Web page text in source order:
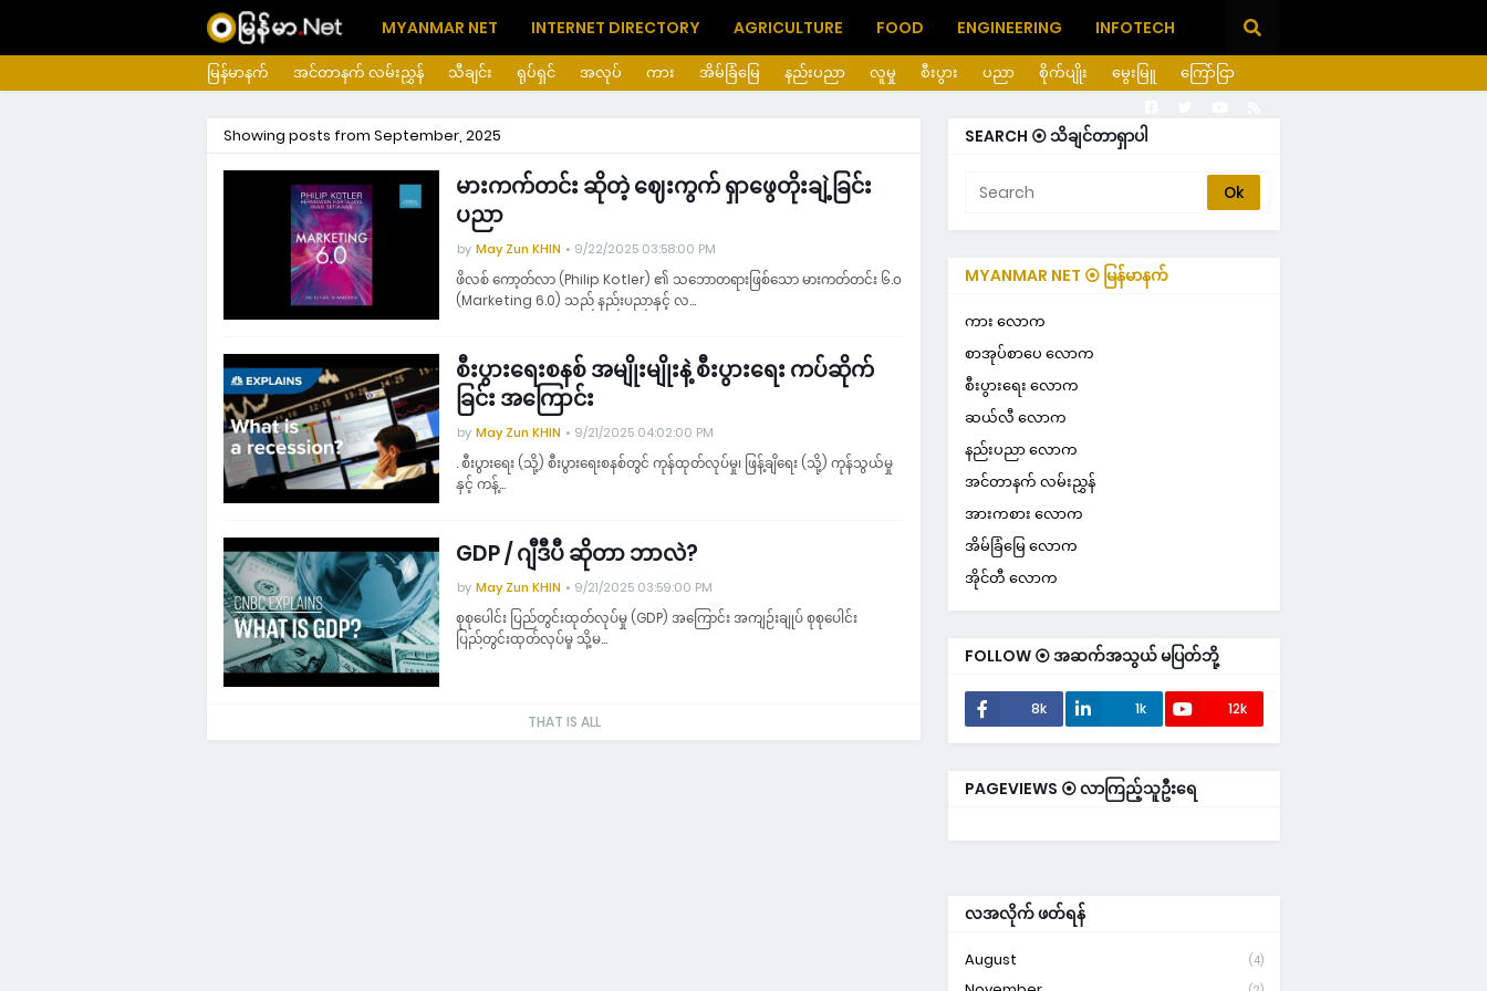
MYANMAR NET INTERNET DIRECTORY AGRICULTURE FOOD ENGINEERING INFOTECH
မြန်မာနက် အင်တာနက် လမ်းညွှန် သီချင်း ရုပ်ရှင် အလုပ် ကား အိမ်ခြံမြေ နည်းပညာ လူမှု စီးပွား ပညာ စိုက်ပျိုး မွေးမြူ ကြော်ငြာ
Showing posts from September, 2025
မားကက်တင်း ဆိုတဲ့ ဈေးကွက် ရှာဖွေတိုးချဲ့ခြင်း
ပညာ
by May Zun KHIN 9/22/2025 03:58:00 PM
ဖိလစ် ကော့တ်လာ (Philip Kotler) ၏ သဘောတရားဖြစ်သော မားကတ်တင်း ၆.၀
(Marketing 6.0) သည် နည်းပညာနှင့် လ…
စီးပွားရေးစနစ် အမျိုးမျိုးနဲ့ စီးပွားရေး ကပ်ဆိုက်
ခြင်း အကြောင်း
by May Zun KHIN 9/21/2025 04:02:00 PM
. စီးပွားရေး (သို့) စီးပွားရေးစနစ်တွင် ကုန်ထုတ်လုပ်မှု၊ ဖြန့်ချိရေး (သို့) ကုန်သွယ်မှု
နှင့် ကန့်…
GDP / ဂျီဒီပီ ဆိုတာ ဘာလဲ?
by May Zun KHIN 9/21/2025 03:59:00 PM
စုစုပေါင်း ပြည်တွင်းထုတ်လုပ်မှု (GDP) အကြောင်း အကျဉ်းချုပ် စုစုပေါင်း
ပြည်တွင်းထုတ်လုပ်မှု သို့မ…
THAT IS ALL
SEARCH ⦿ သိချင်တာရှာပါ
MYANMAR NET ⦿ မြန်မာနက်
ကား လောက
စာအုပ်စာပေ လောက
စီးပွားရေး လောက
ဆယ်လီ လောက
နည်းပညာ လောက
အင်တာနက် လမ်းညွှန်
အားကစား လောက
အိမ်ခြံမြေ လောက
အိုင်တီ လောက
FOLLOW ⦿ အဆက်အသွယ် မပြတ်ဘို့
8k 1k 12k
PAGEVIEWS ⦿ လာကြည့်သူဦးရေ
လအလိုက် ဖတ်ရန်
August (4)